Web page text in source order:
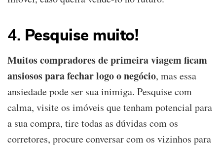
4. Pesquise muito!
Muitos compradores de primeira viagem ficam
ansiosos para fechar logo o negócio, mas essa
ansiedade pode ser sua inimiga. Pesquise com
calma, visite os imóveis que tenham potencial para
a sua compra, tire todas as dúvidas com os
corretores, procure conversar com os vizinhos para